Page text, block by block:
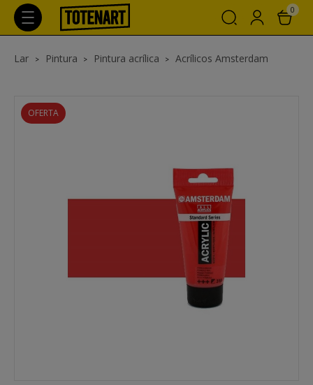
0
Lar Pintura Pintura acrílica Acrílicos Amsterdam
OFERTA